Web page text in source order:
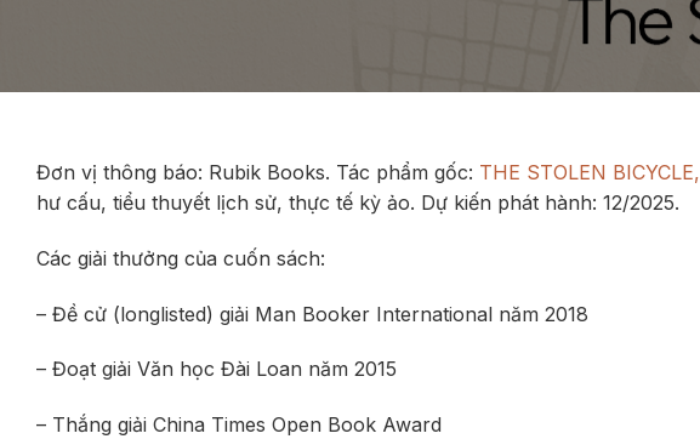
Đơn vị thông báo: Rubik Books. Tác phẩm gốc: THE STOLEN BICYCLE,
hư cấu, tiểu thuyết lịch sử, thực tế kỳ ảo. Dự kiến phát hành: 12/2025.
Các giải thưởng của cuốn sách:
– Đề cử (longlisted) giải Man Booker International năm 2018
– Đoạt giải Văn học Đài Loan năm 2015
– Thắng giải China Times Open Book Award